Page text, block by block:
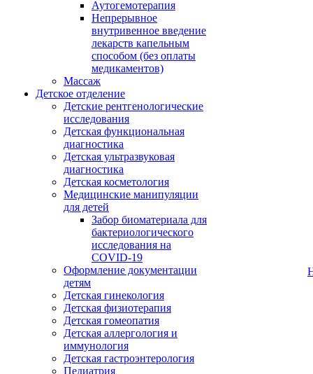
Аутогемотерапия
Непрерывное
внутривенное введение
лекарств капельным
способом (без оплаты
медикаментов)
Массаж
Детское отделение
Детские рентгенологические
исследования
Детская функциональная
диагностика
Детская ультразвуковая
диагностика
Детская косметология
Медицинские манипуляции
для детей
Забор биоматериала для
бактериологического
исследования на
COVID-19
Оформление документации
детям
Детская гинекология
Детская физиотерапия
Детская гомеопатия
Детская аллергология и
иммунология
Детская гастроэнтерология
Педиатрия